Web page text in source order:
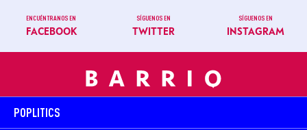
ENCUÉNTRANOS EN
FACEBOOK
SÍGUENOS EN
TWITTER
SÍGUENOS EN
INSTAGRAM
POPLITICS